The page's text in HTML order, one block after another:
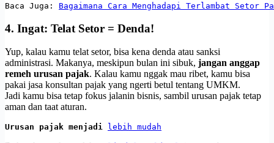
Baca Juga: Bagaimana Cara Menghadapi Terlambat Setor
4. Ingat: Telat Setor = Denda!
Yup, kalau kamu telat setor, bisa kena denda atau sanksi
administrasi. Makanya, meskipun bulan ini sibuk, jangan anggap
remeh urusan pajak. Kalau kamu nggak mau ribet, kamu bisa
pakai jasa konsultan pajak yang ngerti betul tentang UMKM.
Jadi kamu bisa tetap fokus jalanin bisnis, sambil urusan pajak tetap
aman dan taat aturan.
Urusan pajak menjadi lebih mudah